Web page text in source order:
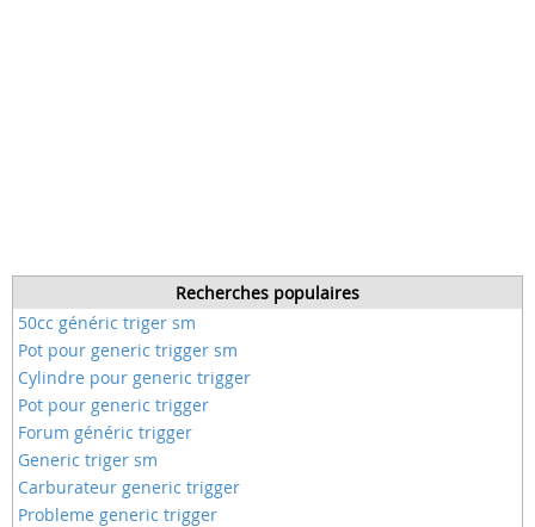
Recherches populaires
50cc généric triger sm
Pot pour generic trigger sm
Cylindre pour generic trigger
Pot pour generic trigger
Forum généric trigger
Generic triger sm
Carburateur generic trigger
Probleme generic trigger